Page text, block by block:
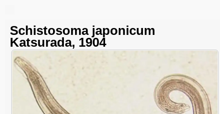
Schistosoma japonicum
Katsurada, 1904